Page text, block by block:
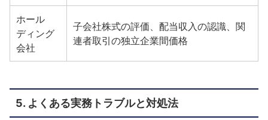
ホール
ディング
会社
子会社株式の評価、配当収入の認識、関
連者取引の独立企業間価格
5. よくある実務トラブルと対処法